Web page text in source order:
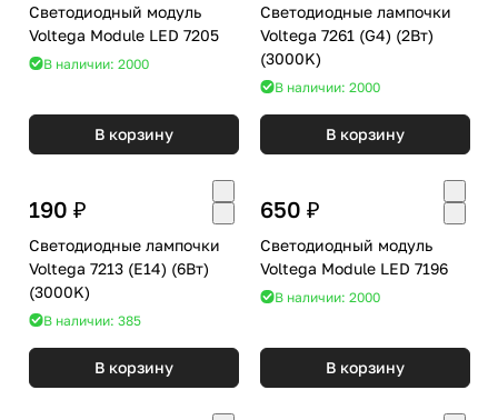
Светодиодный модуль
Voltega Module LED 7205
В наличии: 2000
В корзину
Светодиодные лампочки
Voltega 7261 (G4) (2Вт)
(3000K)
В наличии: 2000
В корзину
190 ₽
Светодиодные лампочки
Voltega 7213 (E14) (6Вт)
(3000K)
В наличии: 385
В корзину
650 ₽
Светодиодный модуль
Voltega Module LED 7196
В наличии: 2000
В корзину